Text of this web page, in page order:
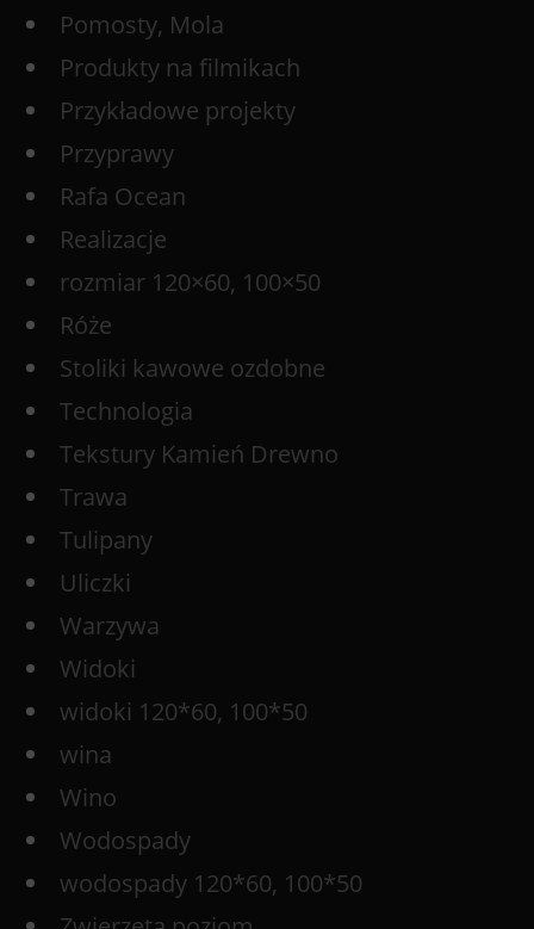
Pomosty, Mola
Produkty na filmikach
Przykładowe projekty
Przyprawy
Rafa Ocean
Realizacje
rozmiar 120×60, 100×50
Róże
Stoliki kawowe ozdobne
Technologia
Tekstury Kamień Drewno
Trawa
Tulipany
Uliczki
Warzywa
Widoki
widoki 120*60, 100*50
wina
Wino
Wodospady
wodospady 120*60, 100*50